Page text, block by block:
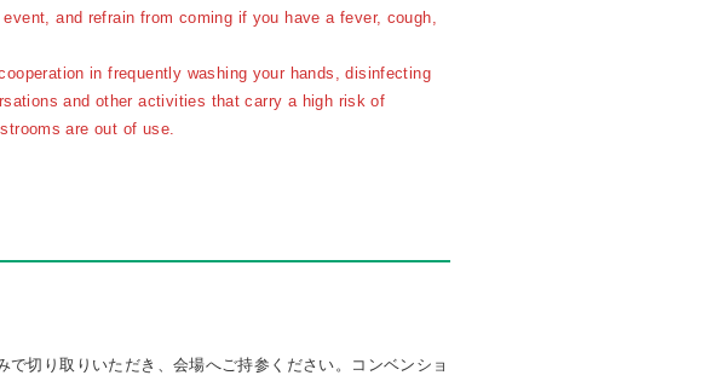
and refrain from coming if you have a fever, cough,
in frequently washing your hands, disinfecting
and other activities that carry a high risk of
are out of use.
切り取りいただき、会場へご持参ください。コンベンショ